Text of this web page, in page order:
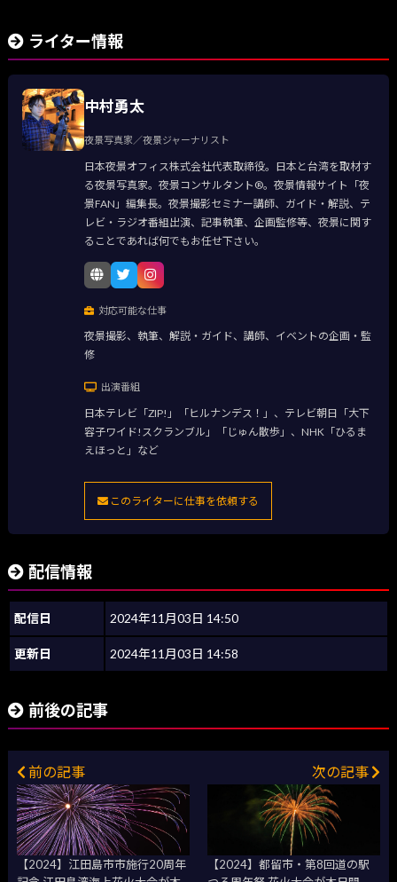
ライター情報
中村勇太
夜景写真家／夜景ジャーナリスト
日本夜景オフィス株式会社代表取締役。日本と台湾を取材す
る夜景写真家。夜景コンサルタント®。夜景情報サイト「夜
景FAN」編集長。夜景撮影セミナー講師、ガイド・解説、テ
レビ・ラジオ番組出演、記事執筆、企画監修等、夜景に関す
ることであれば何でもお任せ下さい。
対応可能な仕事
夜景撮影、執筆、解説・ガイド、講師、イベントの企画・監
修
出演番組
日本テレビ「ZIP!」「ヒルナンデス！」、テレビ朝日「大下
容子ワイド!スクランブル」「じゅん散歩」、NHK「ひるま
えほっと」など
このライターに仕事を依頼する
配信情報
配信日 2024年11月03日 14:50
更新日 2024年11月03日 14:58
前後の記事
前の記事
【2024】江田島市市施行20周年
次の記事
【2024】都留市・第8回道の駅